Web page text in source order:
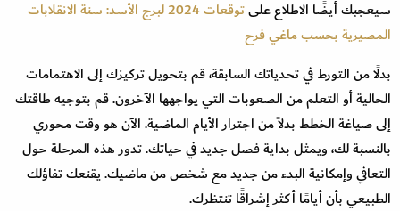
سيعجبك أيضًا الاطلاع على
توقعات 2024 لبرج الأسد: سنة الانقلابات
المصيرية بحسب ماغي فرح
بدلًا من التورط في تحدياتك السابقة، قم بتحويل تركيزك إلى الاهتمامات
الحالية أو التعلم من الصعوبات التي يواجهها الآخرون. قم بتوجيه طاقتك
إلى صياغة الخطط بدلاً من اجترار الأيام الماضية. الآن هو وقت محوري
بالنسبة لك، ويمثل بداية فصل جديد في حياتك. تدور هذه المرحلة حول
التعافي وإمكانية البدء من جديد مع شخص من ماضيك. يقنعك تفاؤلك
الطبيعي بأن أيامًا أكثر إشراقًا تنتظرك.